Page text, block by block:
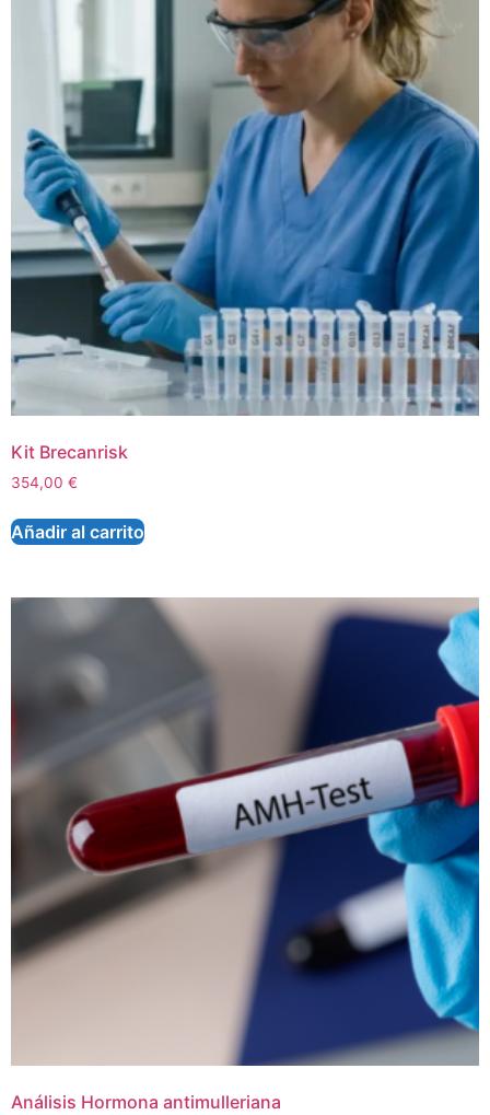
Kit Brecanrisk
354,00 €
Añadir al carrito
Análisis Hormona antimulleriana